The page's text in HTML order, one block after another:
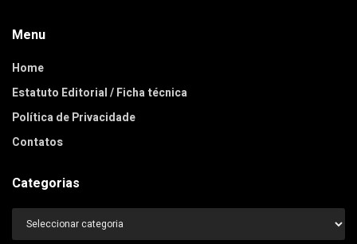
Menu
Home
Estatuto Editorial / Ficha técnica
Política de Privacidade
Contatos
Categorias
Categorias